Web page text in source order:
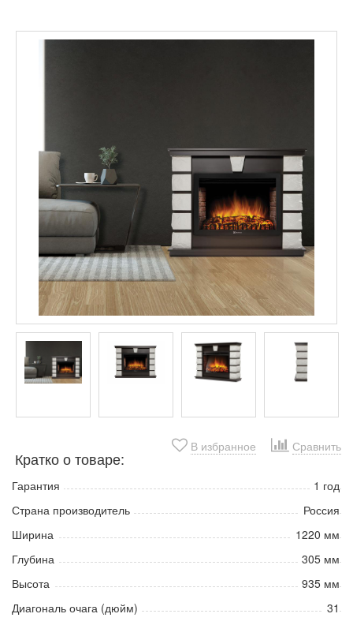
В избранное Сравнить
Кратко о товаре:
Гарантия
1 год
Страна производитель
Россия
Ширина
1220 мм
Глубина
305 мм
Высота
935 мм
Диагональ очага (дюйм)
31